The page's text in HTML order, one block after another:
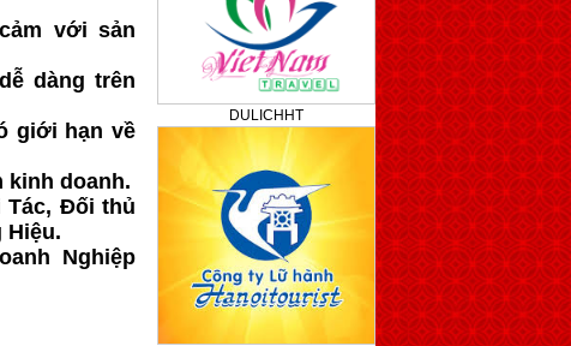
với sản
dàng trên
giới hạn về
kinh doanh.
Tác, Đối thủ
Hiệu.
Nghiệp
DULICHHT